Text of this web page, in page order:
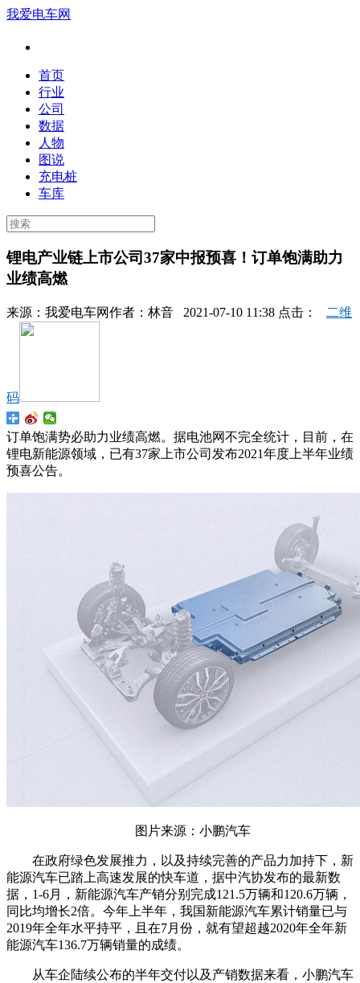
我爱电车网
首页
行业
公司
数据
人物
图说
充电桩
车库
锂电产业链上市公司37家中报预喜！订单饱满助力
业绩高燃
来源： 我爱电车网作者： 林音 2021-07-10 11:38 点击： 二维
码
订单饱满势必助力业绩高燃。据电池网不完全统计，目前，在
锂电新能源领域，已有37家上市公司发布2021年度上半年业绩
预喜公告。
图片来源：小鹏汽车
在政府绿色发展推力，以及持续完善的产品力加持下，新
能源汽车已踏上高速发展的快车道，据中汽协发布的最新数
据，1-6月，新能源汽车产销分别完成121.5万辆和120.6万辆，
同比均增长2倍。 今年上半年， 我国新能源汽车累计销量已与
2019年全年水平持平，
且在7月份，就有望超越2020年全年新
能源汽车136.7万辆销量的成绩。
从车企陆续公布的半年交付以及产销数据来看，小鹏汽车